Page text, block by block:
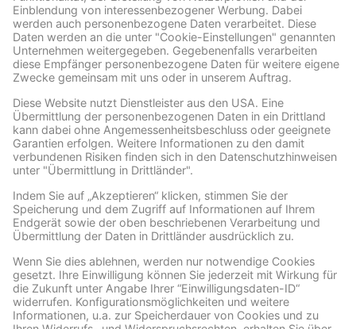
ARCHIVE
Facebook
Wir benötigen Ihre Zustimmung, um den Facebook
Social Plugins-Service zu laden!
Wir verwenden Facebook Social Plugins, um
Inhalte einzubetten. Dieser Service kann
Daten zu Ihren Aktivitäten sammeln. Bitte
lesen Sie die Details durch und stimmen Sie
der Nutzung des Service zu, um diese
Inhalte anzuzeigen.